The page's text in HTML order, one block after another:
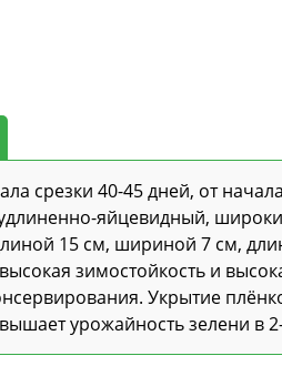
срезки 40-45 дней, от
яйцевидный,
15 см, шириной 7 см,
зимостойкость и
Укрытие
урожайность зелени в